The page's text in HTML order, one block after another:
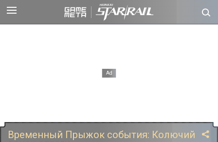
Временный Прыжок события: Колючий